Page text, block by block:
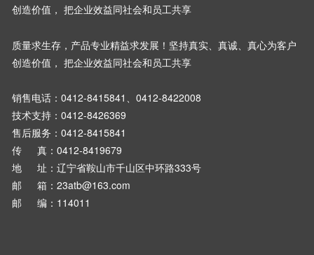
创造价值， 把企业效益同社会和员工共享
质量求生存，产品专业精益求发展！坚持真实、真诚、真心为客户
创造价值， 把企业效益同社会和员工共享
销售电话： 0412-8415841、0412-8422008
技术支持：0412-8426369
售后服务：0412-8415841
传 真：0412-8419679
地 址：辽宁省鞍山市千山区中环路333号
邮 箱：23atb@163.com
邮 编：114011